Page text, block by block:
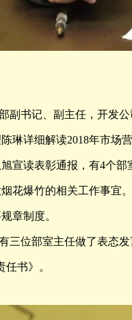
副书记、副主任，开发
琳详细解读2018年市场
宣读表彰通报，有4个
花爆竹的相关工作事宜
章制度。
三位部室主任做了表态
任书》。